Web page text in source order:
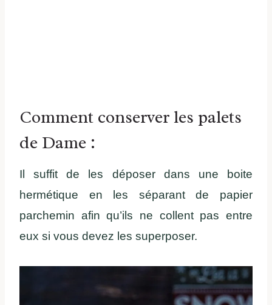
Comment conserver les palets
de Dame :
Il suffit de les déposer dans une boite
hermétique en les séparant de papier
parchemin afin qu’ils ne collent pas entre
eux si vous devez les superposer.